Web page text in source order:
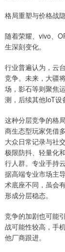
格局重塑与价格战
随着荣耀、vivo、
生深刻变化。
行业普遍认为，云
竞争。未来，大疆
场，影石等则聚焦
测，后续其他IoT设
这种分层竞争的格
商生态型玩家凭借
大众日常记录与社
极限防抖、轻量化
行人群。专业手持
据高端专业市场主
术底座不同，虽会
形成分层稳态。
竞争的加剧也可能
战可能性较高，手
他厂商跟进。